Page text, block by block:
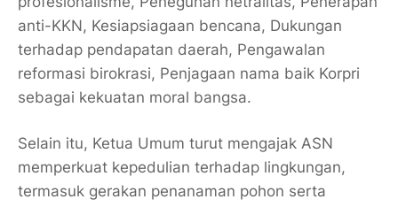
anti-KKN, Kesiapsiagaan bencana, Dukungan
terhadap pendapatan daerah, Pengawalan
reformasi birokrasi, Penjagaan nama baik Korpri
sebagai kekuatan moral bangsa.
Selain itu, Ketua Umum turut mengajak ASN
memperkuat kepedulian terhadap lingkungan,
termasuk gerakan penanaman pohon serta